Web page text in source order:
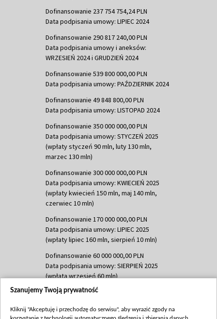
Dofinansowanie 237 754 754,24 PLN
Data podpisania umowy: LIPIEC 2024
Dofinansowanie 290 817 240,00 PLN
Data podpisania umowy i aneksów:
WRZESIEŃ 2024 i GRUDZIEŃ 2024
Dofinansowanie 539 800 000,00 PLN
Data podpisania umowy: PAŹDZIERNIK 2024
Dofinansowanie 49 848 800,00 PLN
Data podpisania umowy: LISTOPAD 2024
Dofinansowanie 350 000 000,00 PLN
Data podpisania umowy: STYCZEŃ 2025
(wpłaty styczeń 90 mln, luty 130 mln,
marzec 130 mln)
Dofinansowanie 300 000 000,00 PLN
Data podpisania umowy: KWIECIEŃ 2025
(wpłaty kwiecień 150 mln, maj 140 mln,
czerwiec 10 mln)
Dofinansowanie 170 000 000,00 PLN
Data podpisania umowy: LIPIEC 2025
(wpłaty lipiec 160 mln, sierpień 10 mln)
Dofinansowanie 60 000 000,00 PLN
Data podpisania umowy: SIERPIEŃ 2025
(wpłata wrzesień 60 mln)
Dofinansowanie 635 783 051,21 PLN
(wpłata wrzesień 100 mln, październik 350
Szanujemy Twoją prywatność
Kliknij "Akceptuję i przechodzę do serwisu", aby wyrazić zgody na